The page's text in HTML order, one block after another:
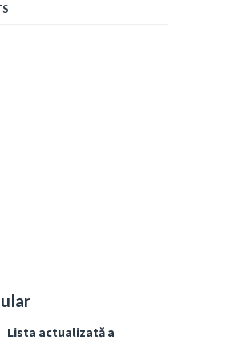
Lista actualizată a